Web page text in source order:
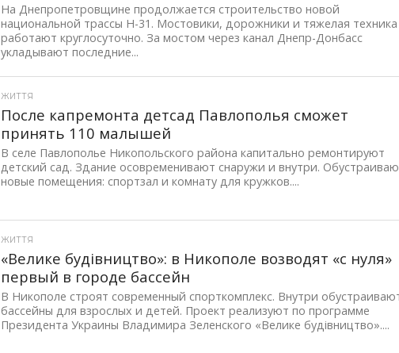
На Днепропетровщине продолжается строительство новой
национальной трассы Н-31. Мостовики, дорожники и тяжелая техника
работают круглосуточно. За мостом через канал Днепр-Донбасс
укладывают последние...
ЖИТТЯ
После капремонта детсад Павлополья сможет
принять 110 малышей
В селе Павлополье Никопольского района капитально ремонтируют
детский сад. Здание осовременивают снаружи и внутри.
новые помещения: спортзал и комнату для кружков....
ЖИТТЯ
«Велике будівництво»: в Никополе возводят «с нуля»
первый в городе бассейн
В Никополе строят современный спорткомплекс. Внутри
бассейны для взрослых и детей. Проект реализуют по программе
Президента Украины Владимира Зеленского «Велике будівництво»....